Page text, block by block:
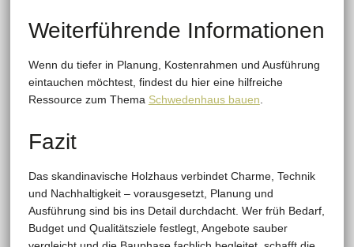
Weiterführende Informationen
Wenn du tiefer in Planung, Kostenrahmen und Ausführung
eintauchen möchtest, findest du hier eine hilfreiche
Ressource zum Thema Schwedenhaus bauen
Fazit
Das skandinavische Holzhaus verbindet Charme, Technik
und Nachhaltigkeit – vorausgesetzt, Planung und
Ausführung sind bis ins Detail durchdacht. Wer früh Bedarf,
Budget und Qualitätsziele festlegt, Angebote sauber